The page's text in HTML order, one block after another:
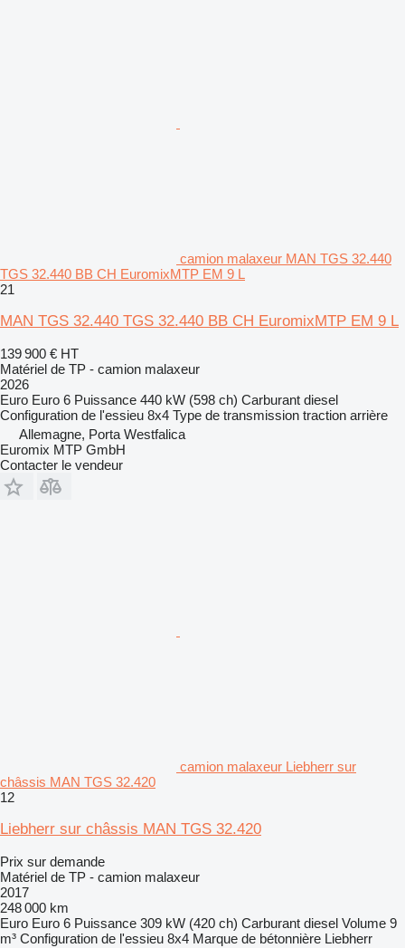
camion malaxeur MAN TGS 32.440
TGS 32.440 BB CH EuromixMTP EM 9 L
21
MAN TGS 32.440 TGS 32.440 BB CH EuromixMTP EM 9 L
139 900 € HT
Matériel de TP - camion malaxeur
2026
Euro Euro 6 Puissance 440 kW (598 ch) Carburant diesel
Configuration de l'essieu 8x4 Type de transmission traction arrière
Allemagne, Porta Westfalica
Euromix MTP GmbH
Contacter le vendeur
camion malaxeur Liebherr sur
châssis MAN TGS 32.420
12
Liebherr sur châssis MAN TGS 32.420
Prix sur demande
Matériel de TP - camion malaxeur
2017
248 000 km
Euro Euro 6 Puissance 309 kW (420 ch) Carburant diesel Volume 9
m³ Configuration de l'essieu 8x4 Marque de bétonnière Liebherr